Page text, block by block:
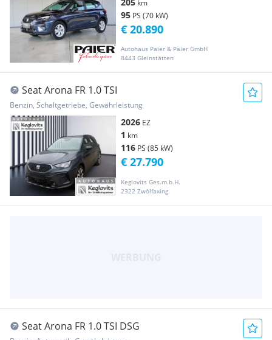
km
95 PS (70 kW)
Autohaus Paier & Paier GmbH
8443 Gleinstätten
€ 20.890
Seat Arona FR 1.0 TSI
Benzin, Schaltgetriebe, Gewährleistung
2026 EZ
1 km
116 PS (85 kW)
Keglovits Ges.m.b.H.
2322 Zwölfaxing
€ 27.790
Seat Arona FR 1.0 TSI DSG